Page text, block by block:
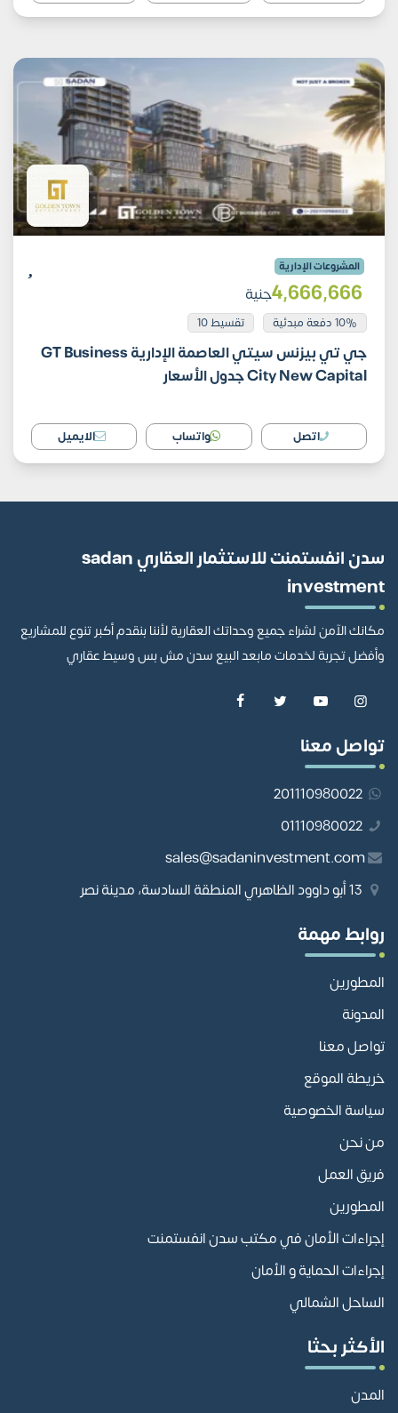
المشروعات الإدارية
4٬666٬666جنية
10% دفعة مبدئية تقسيط 10
جي تي بيزنس سيتي العاصمة الإدارية GT Business
City New Capital جدول الأسعار
اتصل واتساب الايميل
سدن انفستمنت للاستثمار العقاري sadan
investment
مكانك الآمن لشراء جميع وحداتك العقارية لأننا بنقدم أكبر تنوع للمشاريع
وأفضل تجربة لخدمات مابعد البيع سدن مش بس وسيط عقاري
تواصل معنا
201110980022
01110980022
sales@sadaninvestment.com
روابط مهمة
المطورين
المدونة
تواصل معنا
خريطة الموقع
سياسة الخصوصية
من نحن
فريق العمل
المطورين
إجراءات الأمان في مكتب سدن انفستمنت
إجراءات الحماية و الأمان
الساحل الشمالي
الأكثر بحثا
المدن